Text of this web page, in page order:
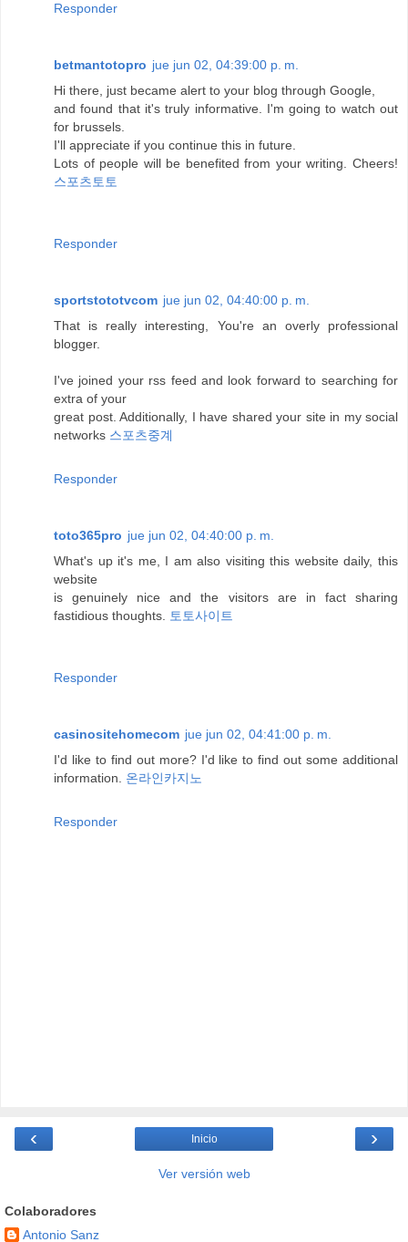
Responder
betmantotopro jue jun 02, 04:39:00 p. m.
Hi there, just became alert to your blog through Google,
and found that it's truly informative. I'm going to watch out
for brussels.
I'll appreciate if you continue this in future.
Lots of people will be benefited from your writing. Cheers!
스포츠토토
Responder
sportstototvcom jue jun 02, 04:40:00 p. m.
That is really interesting, You're an overly professional
blogger.
I've joined your rss feed and look forward to searching for
extra of your
great post. Additionally, I have shared your site in my social
networks 스포츠중계
Responder
toto365pro jue jun 02, 04:40:00 p. m.
What's up it's me, I am also visiting this website daily, this
website
is genuinely nice and the visitors are in fact sharing
fastidious thoughts.
토토사이트
Responder
casinositehomecom jue jun 02, 04:41:00 p. m.
I'd like to find out more? I'd like to find out some additional
information. 온라인카지노
Responder
‹ ›
Inicio
Ver versión web
Colaboradores
Antonio Sanz